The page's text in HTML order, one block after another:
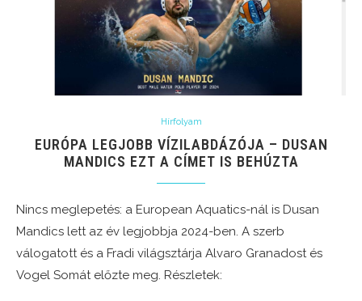
Hírfolyam
EURÓPA LEGJOBB VÍZILABDÁZÓJA – DUSAN
MANDICS EZT A CÍMET IS BEHÚZTA
Nincs meglepetés: a European Aquatics-nál is Dusan
Mandics lett az év legjobbja 2024-ben. A szerb
válogatott és a Fradi világsztárja Alvaro Granadost és
Vogel Somát előzte meg. Részletek: